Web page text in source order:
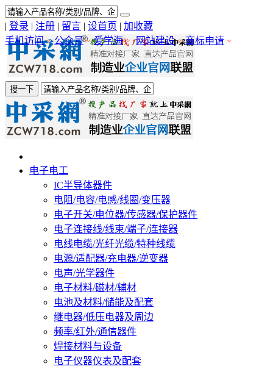
| 登录 | 注册 | 留言 | 设首页 | 加收藏
手机访问
公众号 爱学海 网站建设 商标申请
搜一下
电子电工
IC半导体器件
电阻/电容/电感/线圈/变压器
电子开关/电位器/传感器/保护器件
电子连接线/线束/端子/连接器
电线电缆/光纤光缆/特种线缆
电源/适配器/充电器/逆变器
电声/光学器件
电子材料/磁材/辅材
电池及材料/储能及配套
继电器/低压电器及周边
频率/红外/通信器件
焊接材料与设备
电子仪器仪表及配套